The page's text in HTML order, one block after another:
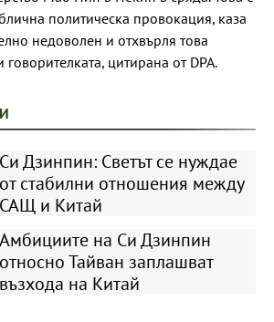
политическа провокация, каза
недоволен и отхвърля това
цитирана от DPA.
Си Дзинпин: Светът се нуждае
от стабилни отношения между
САЩ и Китай
Амбициите на Си Дзинпин
относно Тайван заплашват
възхода на Китай